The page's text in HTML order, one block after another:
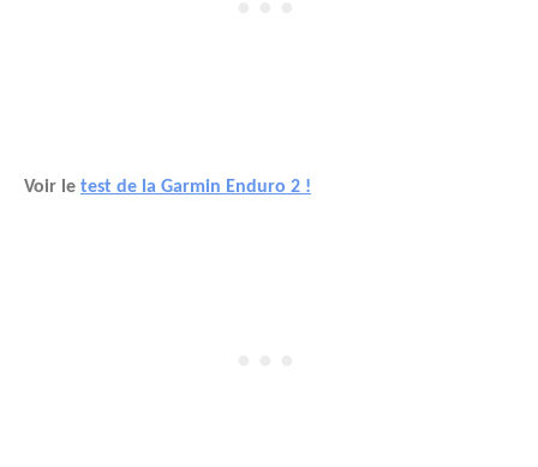
Voir le test de la Garmin Enduro 2 !